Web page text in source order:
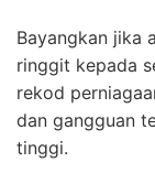
Bayangkan jika
ringgit kepada
rekod
dan gangguan
tinggi.